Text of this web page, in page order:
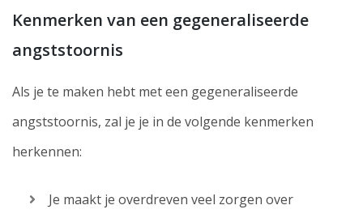
Kenmerken van een gegeneraliseerde
angststoornis
Als je te maken hebt met een gegeneraliseerde
angststoornis, zal je je in de volgende kenmerken
herkennen:
Je maakt je overdreven veel zorgen over